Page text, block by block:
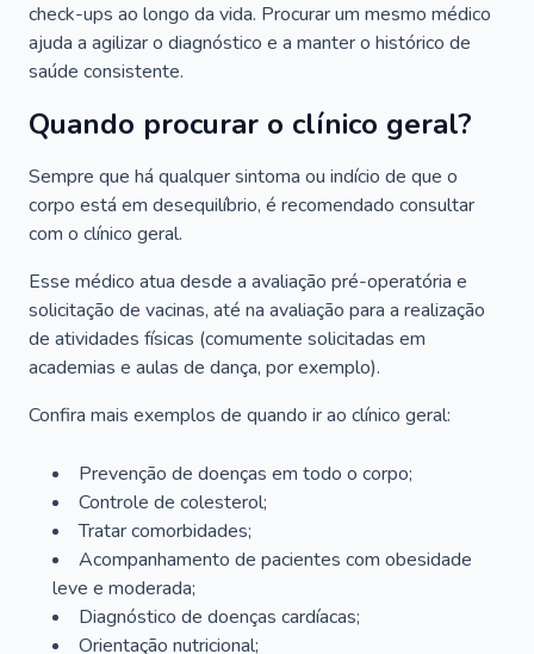
check-ups ao longo da vida. Procurar um mesmo médico
ajuda a agilizar o diagnóstico e a manter o histórico de
saúde consistente.
Quando procurar o clínico geral?
Sempre que há qualquer sintoma ou indício de que o
corpo está em desequilíbrio, é recomendado consultar
com o clínico geral.
Esse médico atua desde a avaliação pré-operatória e
solicitação de vacinas, até na avaliação para a realização
de atividades físicas (comumente solicitadas em
academias e aulas de dança, por exemplo).
Confira mais exemplos de quando ir ao clínico geral:
Prevenção de doenças em todo o corpo;
Controle de colesterol;
Tratar comorbidades;
Acompanhamento de pacientes com obesidade
leve e moderada;
Diagnóstico de doenças cardíacas;
Orientação nutricional;